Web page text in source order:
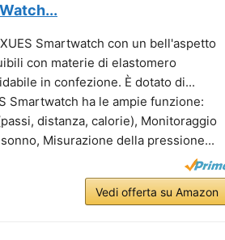
Smartwatch con un bell'aspetto
con materie di elastomero
in confezione. È dotato di...
Smartwatch ha le ampie funzione:
distanza, calorie), Monitoraggio
Misurazione della pressione...
Vedi offerta su Amazon